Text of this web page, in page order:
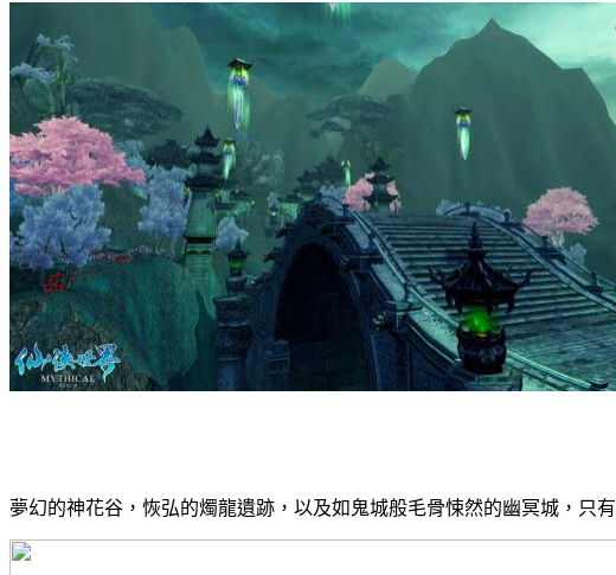
夢幻的神花谷，恢弘的燭龍遺跡，以及如鬼城般毛骨悚然的幽冥城，只